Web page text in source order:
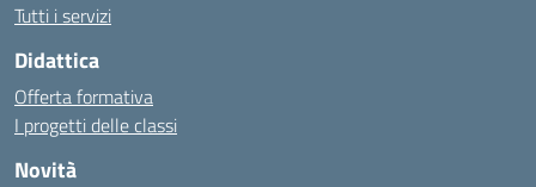
Tutti i servizi
Didattica
Offerta formativa
I progetti delle classi
Novità